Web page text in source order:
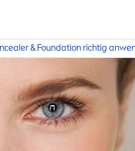
& Foundation richtig